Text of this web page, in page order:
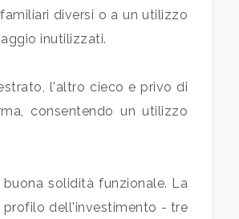
diversi o a un utilizzo
inutilizzati.
l'altro cieco e privo di
consentendo un utilizzo
solidità funzionale. La
profilo dell'investimento - tre